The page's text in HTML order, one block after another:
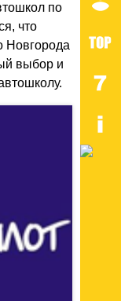
по
что
Новгорода
выбор и